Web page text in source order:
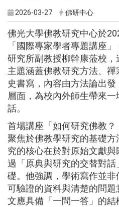
2026-03-27 佛研中心
佛光大學佛教研究中心於
「國際專家學者專題講座
研究所副教授柳幹康蒞校，
主題涵蓋佛教研究方法、
史書寫，內容由方法論出
層面，為校內外師生帶來
話。
首場講座「如何研究佛教？
聚焦於佛教學研究的基礎
究的核心在於對原始文獻
過「原典與研究的交替對
礎。他強調，學術寫作並
可驗證的資料與清楚的問
文應具備「一問一答」的